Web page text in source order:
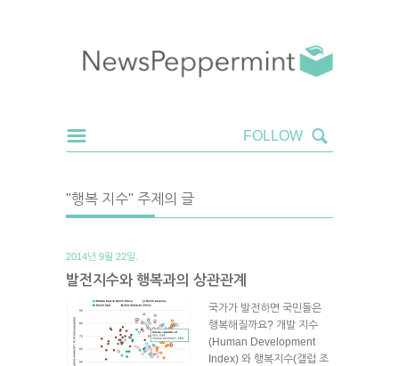
"행복 지수" 주제의 글
2014년 9월 22일.
발전지수와 행복과의 상관관계
국가가 발전하면 국민들은
행복해질까요? 개발 지수
(Human Development
Index) 와 행복지수(갤럽 조